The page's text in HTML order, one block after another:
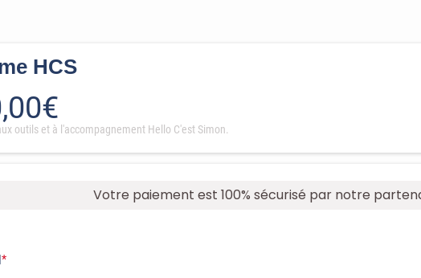
HCS
outils et à l'accompagnement Hello C'est Simon.
Votre paiement est 100% sécurisé par notre
*